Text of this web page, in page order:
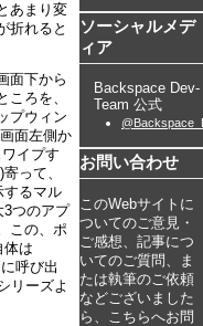
あまり変
折れると
面下から
ころを、
プウィン
面左側か
イプす
って、
するマル
3つのアプ
この、ポ
体は
呼び出
リーズよ
ソーシャルメデ
ィア
Backspace Dev-
Team 公式
お問い合わせ
このWebサイトに
ついてのご意見・
ご感想、記事につ
いてのご質問、ま
たは執筆のご依頼
などございました
ら、こちらへお問